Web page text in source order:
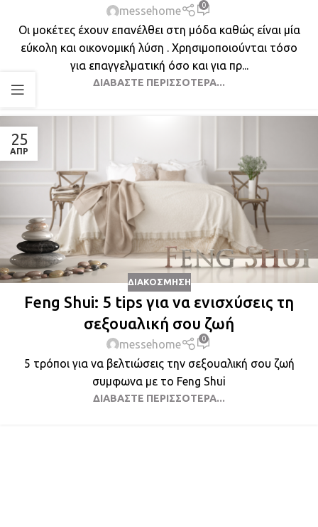
messehome 0
Οι μοκέτες έχουν επανέλθει στη μόδα καθώς είναι μία
εύκολη και οικονομική λύση . Χρησιμοποιούνται τόσο
για επαγγελματική όσο και για πρ...
ΔΙΑΒΆΣΤΕ ΠΕΡΙΣΣΌΤΕΡΑ...
25
ΑΠΡ
ΔΙΑΚΌΣΜΗΣΗ
Feng Shui: 5 tips για να ενισχύσεις τη
σεξουαλική σου ζωή
messehome 0
5 τρόποι για να βελτιώσεις την σεξουαλική σου ζωή
συμφωνα με το Feng Shui
ΔΙΑΒΆΣΤΕ ΠΕΡΙΣΣΌΤΕΡΑ...